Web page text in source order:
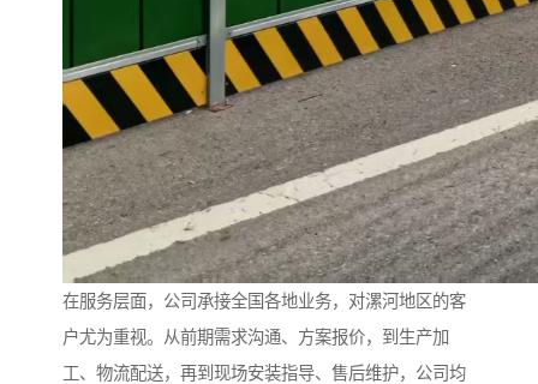
在服务层面，公司承接全国各地业务，对漯河地区的客
户尤为重视。从前期需求沟通、方案报价，到生产加
工、物流配送，再到现场安装指导、售后维护，公司均